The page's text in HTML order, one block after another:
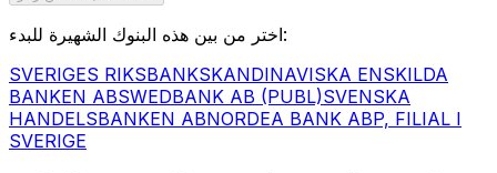
اختر من بين هذه البنوك الشهيرة للبدء:
SVERIGES RIKSBANKSKANDINAVISKA ENSKILDA
BANKEN ABSWEDBANK AB (PUBL)SVENSKA
HANDELSBANKEN ABNORDEA BANK ABP, FILIAL I
SVERIGE